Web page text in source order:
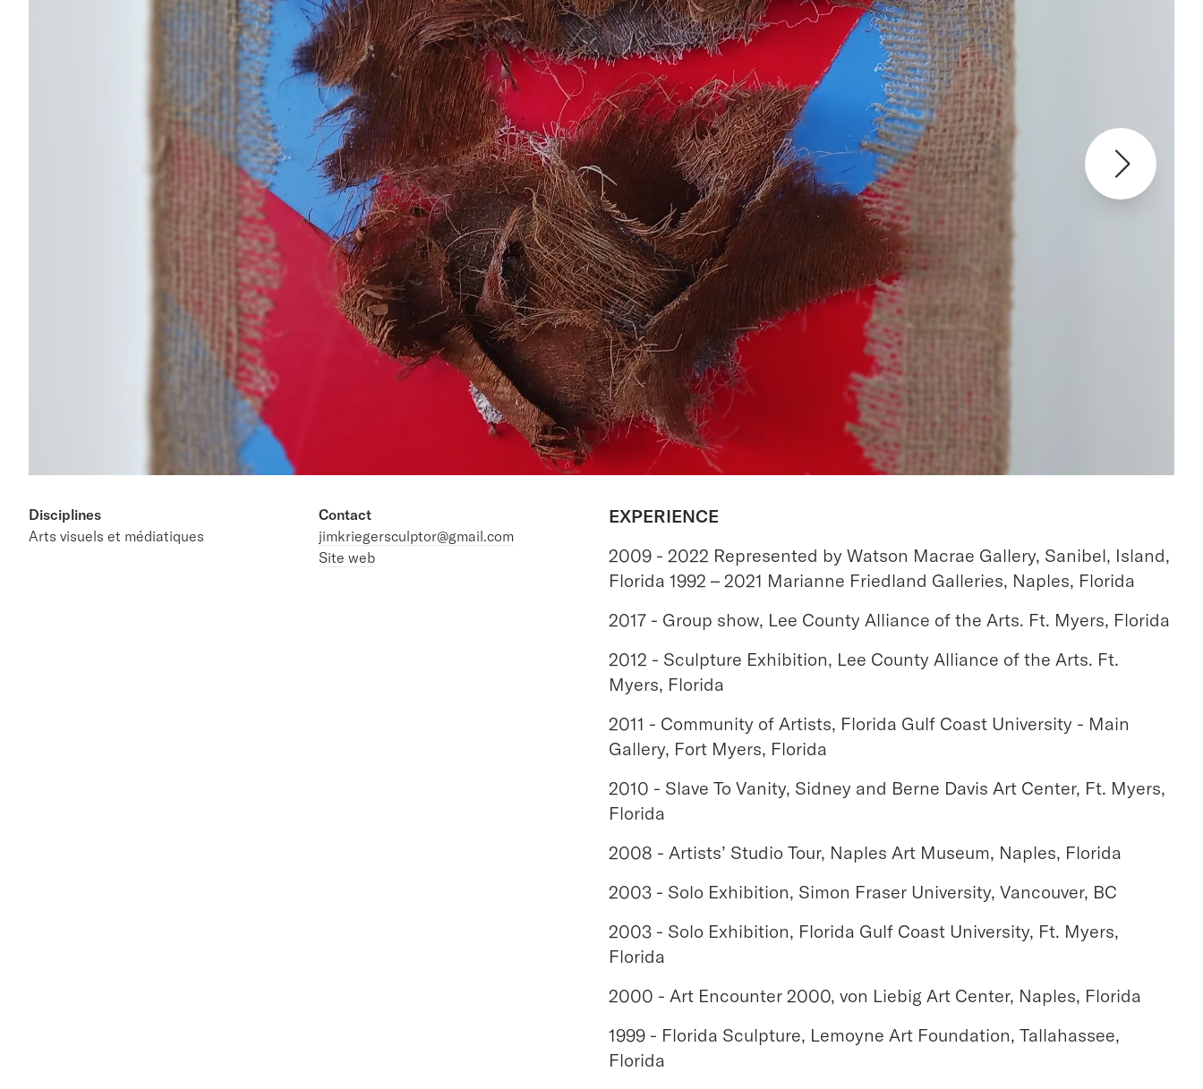
EXPERIENCE
2009 - 2022 Represented by Watson Macrae Gallery, Sanibel, Island,
Florida 1992 – 2021 Marianne Friedland Galleries, Naples, Florida
2017 - Group show, Lee County Alliance of the Arts. Ft. Myers, Florida
2012 - Sculpture Exhibition, Lee County Alliance of the Arts. Ft.
Myers, Florida
2011 - Community of Artists, Florida Gulf Coast University - Main
Gallery, Fort Myers, Florida
2010 - Slave To Vanity, Sidney and Berne Davis Art Center, Ft. Myers,
Florida
2008 - Artists’ Studio Tour, Naples Art Museum, Naples, Florida
2003 - Solo Exhibition, Simon Fraser University, Vancouver, BC
2003 - Solo Exhibition, Florida Gulf Coast University, Ft. Myers,
Florida
2000 - Art Encounter 2000, von Liebig Art Center, Naples, Florida
1999 - Florida Sculpture, Lemoyne Art Foundation, Tallahassee,
Florida
Disciplines
Arts visuels et médiatiques
Contact
jimkriegersculptor@gmail.com
Site web